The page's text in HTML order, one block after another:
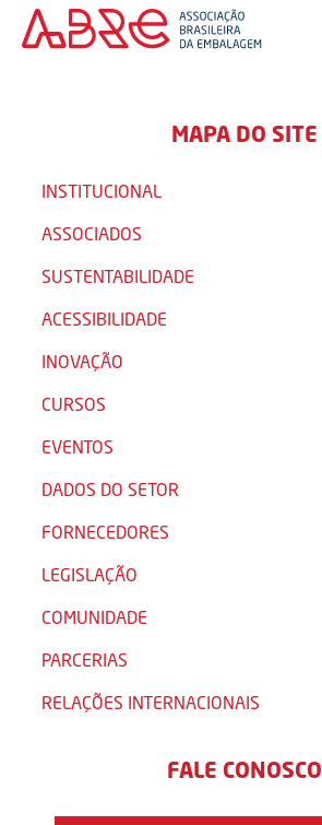
MAPA DO SITE
INSTITUCIONAL
ASSOCIADOS
SUSTENTABILIDADE
ACESSIBILIDADE
INOVAÇÃO
CURSOS
EVENTOS
DADOS DO SETOR
FORNECEDORES
LEGISLAÇÃO
COMUNIDADE
PARCERIAS
RELAÇÕES INTERNACIONAIS
FALE CONOSCO